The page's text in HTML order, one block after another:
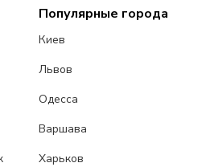
Популярные города
Киев
Львов
Одесса
Варшава
Харьков